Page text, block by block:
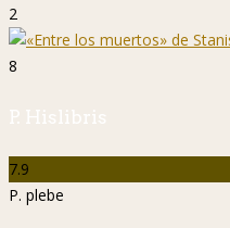
2
8
P. Hislibris
7.9
P. plebe